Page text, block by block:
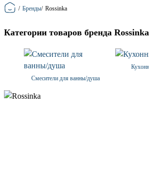
Главная
/ Бренды/ Rossinka
Категории товаров бренда Rossinka
Смесители для ванны/душа